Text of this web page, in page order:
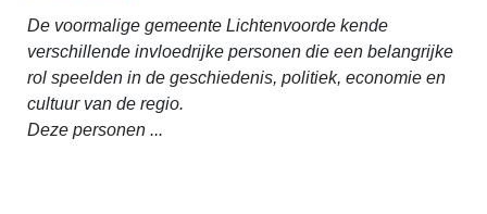
De voormalige gemeente Lichtenvoorde kende
verschillende invloedrijke personen die een belangrijke
rol speelden in de geschiedenis, politiek, economie en
cultuur van de regio.
Deze personen ...